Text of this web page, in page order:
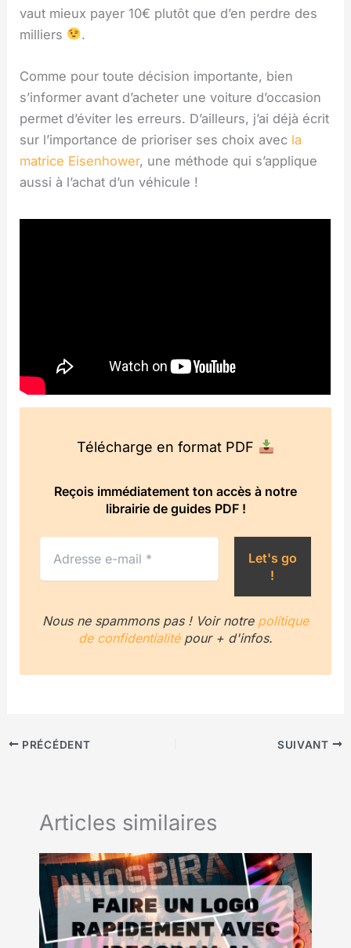
vaut mieux payer 10€ plutôt que d’en perdre des
milliers
.
Comme pour toute décision importante, bien
s’informer avant d’acheter une voiture d’occasion
permet d’éviter les erreurs. D’ailleurs, j’ai déjà écrit
sur l’importance de prioriser ses choix avec la
matrice Eisenhower, une méthode qui s’applique
aussi à l’achat d’un véhicule !
Télécharge en format PDF
Reçois immédiatement ton accès à notre
librairie de guides PDF !
Nous ne spammons pas ! Voir notre politique
de confidentialitépour + d'infos.
PRÉCÉDENT SUIVANT
Articles similaires